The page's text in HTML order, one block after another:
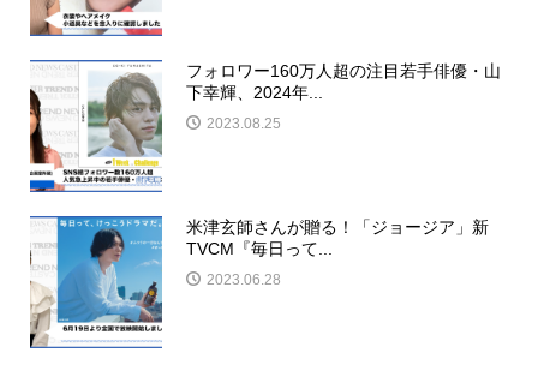
フォロワー160万人超の注目若手俳優・山
下幸輝、2024年...
2023.08.25
米津玄師さんが贈る！「ジョージア」新
TVCM『毎日って...
2023.06.28